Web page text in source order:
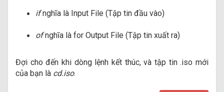
ifnghĩa là Input File (Tập tin đầu vào)
ofnghĩa là for Output File (Tập tin xuất ra)
Đợi cho đến khi dòng lệnh kết thúc, và tập tin .iso mới
của bạn là cd.iso.